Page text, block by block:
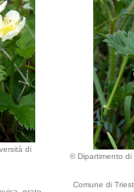
di
© Dipartimento
Comune di